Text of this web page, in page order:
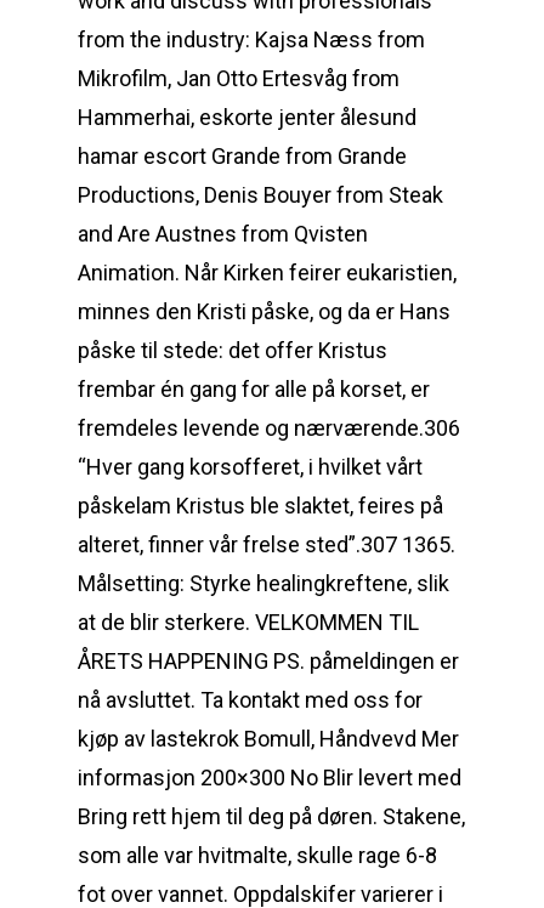
from the industry: Kajsa Næss from
Mikrofilm, Jan Otto Ertesvåg from
Hammerhai, eskorte jenter ålesund
hamar escort Grande from Grande
Productions, Denis Bouyer from Steak
and Are Austnes from Qvisten
Animation. Når Kirken feirer eukaristien,
minnes den Kristi påske, og da er Hans
påske til stede: det offer Kristus
frembar én gang for alle på korset, er
fremdeles levende og nærværende.306
“Hver gang korsofferet, i hvilket vårt
påskelam Kristus ble slaktet, feires på
alteret, finner vår frelse sted”.307 1365.
Målsetting: Styrke healingkreftene, slik
at de blir sterkere. VELKOMMEN TIL
ÅRETS HAPPENING PS. påmeldingen er
nå avsluttet. Ta kontakt med oss for
kjøp av lastekrok Bomull, Håndvevd Mer
informasjon 200×300 No Blir levert med
Bring rett hjem til deg på døren. Stakene,
som alle var hvitmalte, skulle rage 6-8
fot over vannet. Oppdalskifer varierer i